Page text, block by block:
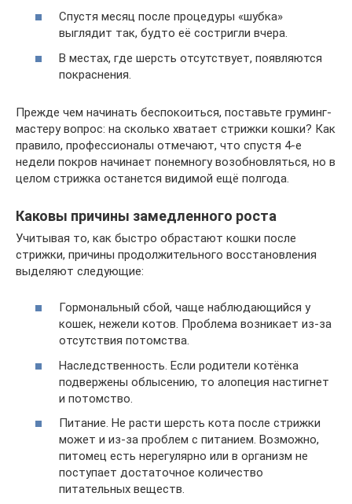
Спустя месяц после процедуры «шубка»
выглядит так, будто её состригли вчера.
В местах, где шерсть отсутствует, появляются
покраснения.
Прежде чем начинать беспокоиться, поставьте груминг-
мастеру вопрос: на сколько хватает стрижки кошки? Как
правило, профессионалы отмечают, что спустя 4-е
недели покров начинает понемногу возобновляться, но в
целом стрижка останется видимой ещё полгода.
Каковы причины замедленного роста
Учитывая то, как быстро обрастают кошки после
стрижки, причины продолжительного восстановления
выделяют следующие:
Гормональный сбой, чаще наблюдающийся у
кошек, нежели котов. Проблема возникает из-за
отсутствия потомства.
Наследственность. Если родители котёнка
подвержены облысению, то алопеция настигнет
и потомство.
Питание. Не расти шерсть кота после стрижки
может и из-за проблем с питанием. Возможно,
питомец есть нерегулярно или в организм не
поступает достаточное количество
питательных веществ.